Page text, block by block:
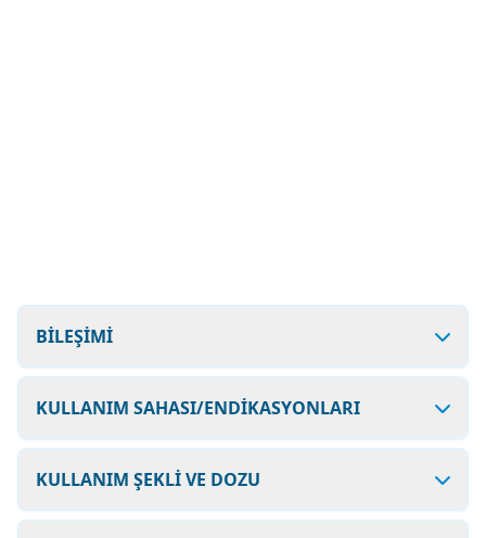
BİLEŞİMİ
KULLANIM SAHASI/ENDİKASYONLARI
KULLANIM ŞEKLİ VE DOZU